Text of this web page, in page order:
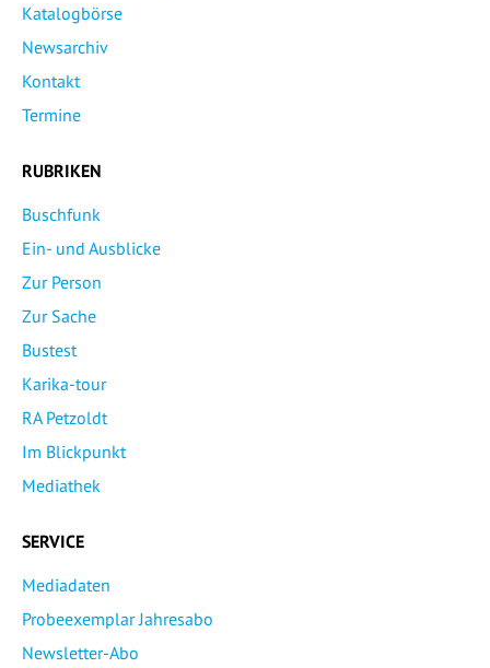
Katalogbörse
Newsarchiv
Kontakt
Termine
RUBRIKEN
Buschfunk
Ein- und Ausblicke
Zur Person
Zur Sache
Bustest
Karika-tour
RA Petzoldt
Im Blickpunkt
Mediathek
SERVICE
Mediadaten
Probeexemplar Jahresabo
Newsletter-Abo